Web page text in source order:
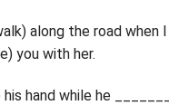
along the road when I
you with her.
his hand while he